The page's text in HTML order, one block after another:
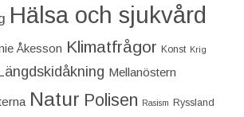
Hälsa och sjukvård
Åkesson Klimatfrågor Konst Krig
Mellanöstern
Natur Polisen Rasism Ryssland